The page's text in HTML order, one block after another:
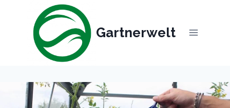
Gartnerwelt